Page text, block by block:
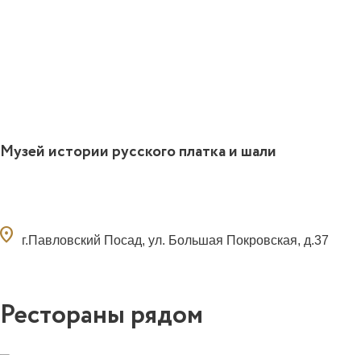
Музей истории русского платка и шали
г.Павловский Посад, ул. Большая Покровская, д.37
Рестораны рядом